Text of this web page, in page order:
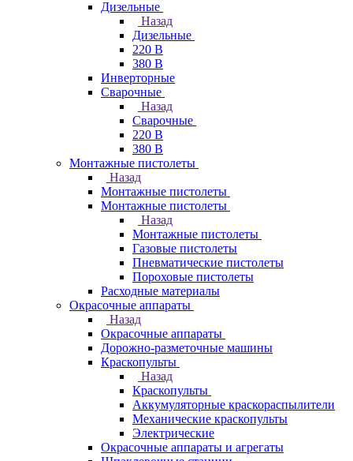
Дизельные
Назад
Дизельные
220 В
380 В
Инверторные
Сварочные
Назад
Сварочные
220 В
380 В
Монтажные пистолеты
Назад
Монтажные пистолеты
Монтажные пистолеты
Назад
Монтажные пистолеты
Газовые пистолеты
Пневматические пистолеты
Пороховые пистолеты
Расходные материалы
Окрасочные аппараты
Назад
Окрасочные аппараты
Дорожно-разметочные машины
Краскопульты
Назад
Краскопульты
Аккумуляторные краскораспылители
Механические краскопульты
Электрические
Окрасочные аппараты и агрегаты